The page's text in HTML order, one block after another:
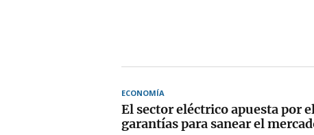
ECONOMÍA
El sector eléctrico apuesta por
garantías para sanear el